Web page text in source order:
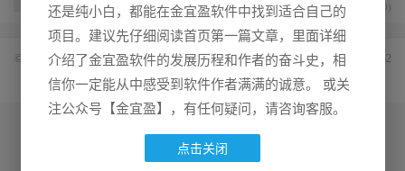
阅读(1799) 0 )
© 2016-2026金宜盈 金宜盈软件自助购买|网站地图|晋ICP备2022011332
还是纯小白，都能在金宜盈软件中找到适合自己的
项目。建议先仔细阅读首页第一篇文章，里面详细
介绍了金宜盈软件的发展历程和作者的奋斗史，相
信你一定能从中感受到软件作者满满的诚意。 或关
注公众号【金宜盈】，有任何疑问，请咨询客服。
点击关闭